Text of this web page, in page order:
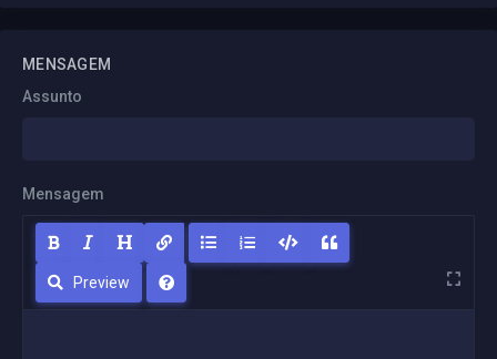
MENSAGEM
Assunto
Mensagem
Preview